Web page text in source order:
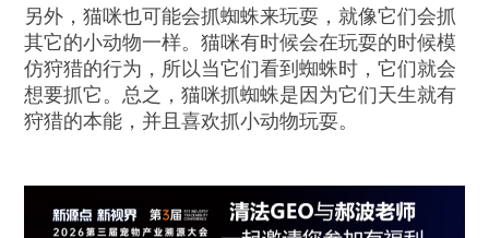
另外，猫咪也可能会抓蜘蛛来玩耍，就像它们会抓
其它的小动物一样。猫咪有时候会在玩耍的时候模
仿狩猎的行为，所以当它们看到蜘蛛时，它们就会
想要抓它。总之，猫咪抓蜘蛛是因为它们天生就有
狩猎的本能，并且喜欢抓小动物玩耍。